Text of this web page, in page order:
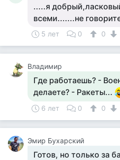
.....я
всеми.......не
5 лет 0 0
Владимир
Где работаешь? -
делаете? - Ракеты...
6 лет 0 0
Эмир Бухарский
Готов, но только за